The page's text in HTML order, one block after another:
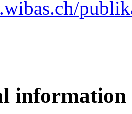
information